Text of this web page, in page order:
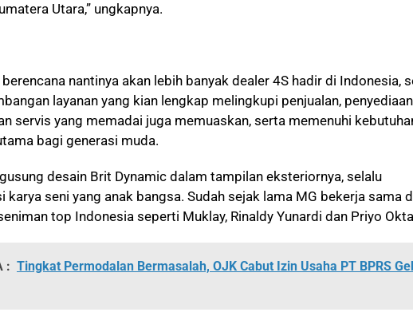
Utara,” ungkapnya.
nantinya akan lebih banyak dealer 4S hadir di Indonesia,
layanan yang kian lengkap melingkupi penjualan,
servis yang memadai juga memuaskan, serta memenuhi
bagi generasi muda.
desain Brit Dynamic dalam tampilan eksteriornya, selalu
karya seni yang anak bangsa. Sudah sejak lama MG bekerja sama
top Indonesia seperti Muklay, Rinaldy Yunardi dan Priyo
: Tingkat Permodalan Bermasalah, OJK Cabut Izin Usaha PT BPRS